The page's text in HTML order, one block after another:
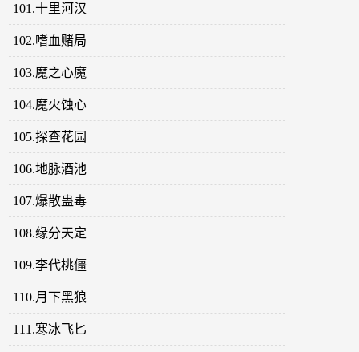
101.十里河汉
102.嗜血赌局
103.魔之心魔
104.魔火蚀心
105.探查花园
106.地脉酒池
107.爆散蛊毒
108.缘分天定
109.李代桃僵
110.月下黑狼
111.寒冰飞匕